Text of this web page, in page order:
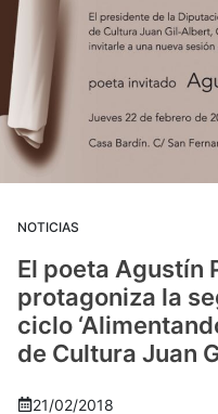
NOTICIAS
El poeta Agustín
protagoniza la
ciclo
de Cultura Juan
21/02/2018